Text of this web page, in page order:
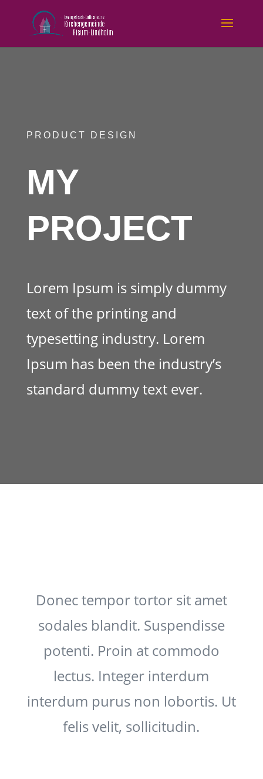
PRODUCT DESIGN
MY
PROJECT
Lorem Ipsum is simply dummy
text of the printing and
typesetting industry. Lorem
Ipsum has been the industry’s
standard dummy text ever.
Donec tempor tortor sit amet
sodales blandit. Suspendisse
potenti. Proin at commodo
lectus. Integer interdum
interdum purus non lobortis. Ut
felis velit, sollicitudin.